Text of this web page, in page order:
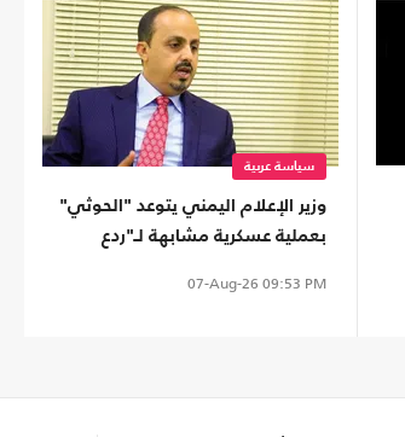
سياسة عربية
وزير الإعلام اليمني يتوعد "الحوثي"
بعملية عسكرية مشابهة لـ"ردع
07-Aug-26 09:53 PM